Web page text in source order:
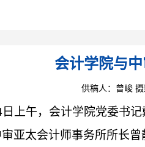
会计学院与
供稿人：曾峻
日上午，会计学院党委书
亚太会计师事务所所长